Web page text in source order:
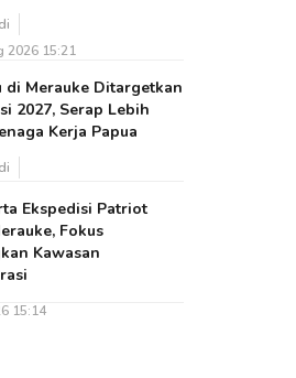
2026 15:21
di Merauke Ditargetkan
2027, Serap Lebih
Kerja Papua
Ekspedisi Patriot
Fokus
Kawasan
15:14